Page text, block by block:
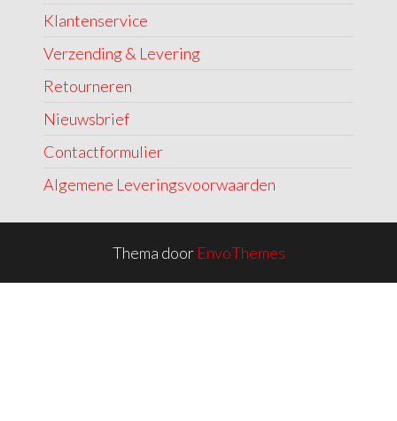
Klantenservice
Verzending & Levering
Retourneren
Nieuwsbrief
Contactformulier
Algemene Leveringsvoorwaarden
Thema door EnvoThemes